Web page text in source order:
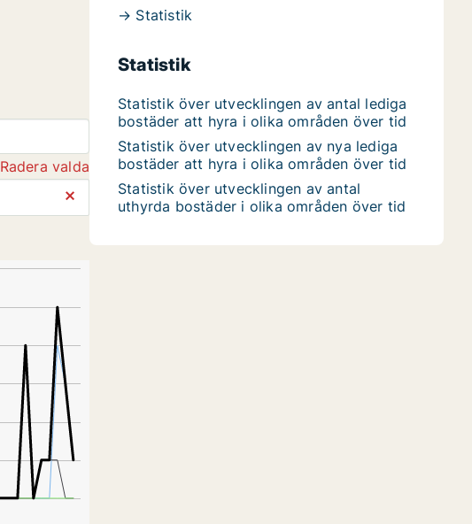
Radera valda
⨯
→ Statistik
Statistik
Statistik över utvecklingen av antal lediga
bostäder att hyra i olika områden över tid
Statistik över utvecklingen av nya lediga
bostäder att hyra i olika områden över tid
Statistik över utvecklingen av antal
uthyrda bostäder i olika områden över tid